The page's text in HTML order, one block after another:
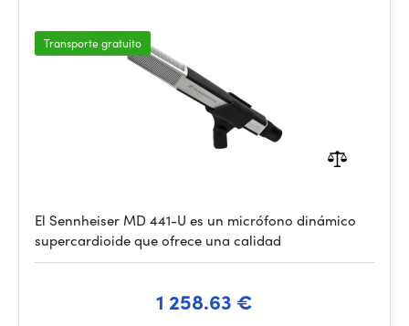
Transporte gratuito
El Sennheiser MD 441-U es un micrófono dinámico
supercardioide que ofrece una calidad
1 258.63 €